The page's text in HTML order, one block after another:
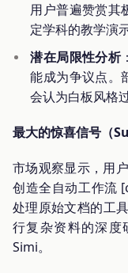
用户普遍赞赏其
定学科的教学演
潜在局限性分析
能成为争议点。
会认为白板风格
最大的惊喜信号（
市场观察显示，用
创造全自动工作流
处理原始文档的工
行复杂资料的深度
Simi。